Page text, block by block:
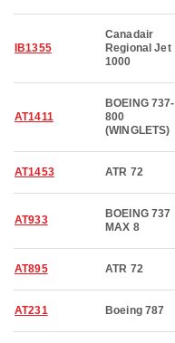
IB1355
Canadair
Regional Jet
1000
AT1411
BOEING 737-
800
(WINGLETS)
AT1453 ATR 72
AT933
BOEING 737
MAX 8
AT895 ATR 72
AT231 Boeing 787